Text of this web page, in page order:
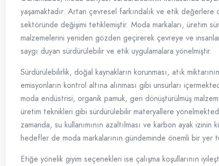
yaşamaktadır. Artan çevresel farkındalık ve etik değerlere
sektöründe değişimi tetiklemiştir. Moda markaları, üretim
malzemelerini yeniden gözden geçirerek çevreye ve
saygı duyan sürdürülebilir ve etik uygulamalara yönelmiştir.
Sürdürülebilirlik, doğal kaynakların korunması, atık
emisyonların kontrol altına alınması gibi unsurları
moda endüstrisi, organik pamuk, geri dönüştürülmüş
üretim teknikleri gibi sürdürülebilir materyallere
zamanda, su kullanımının azaltılması ve karbon ayak izinin
hedefler de moda markalarının gündeminde önemli bir yer
Etiğe yönelik giyim seçenekleri ise çalışma koşullarının